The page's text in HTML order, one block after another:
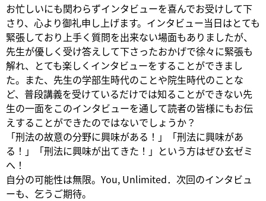
お忙しいにも関わらずインタビューを喜んでお受けして下
さり、心より御礼申し上げます。インタビュー当日はとても
緊張しており上手く質問を出来ない場面もありましたが、
先生が優しく受け答えして下さったおかげで徐々に緊張も
解れ、とても楽しくインタビューをすることができまし
た。また、先生の学部生時代のことや院生時代のことな
ど、普段講義を受けているだけでは知ることができない先
生の一面をこのインタビューを通して読者の皆様にもお伝
えすることができたのではないでしょうか？
「刑法の故意の分野に興味がある！」「刑法に興味があ
る！」「刑法に興味が出てきた！」という方はぜひ玄ゼミ
へ！
自分の可能性は無限。You, Unlimited．次回のインタビュ
ーも、乞うご期待。